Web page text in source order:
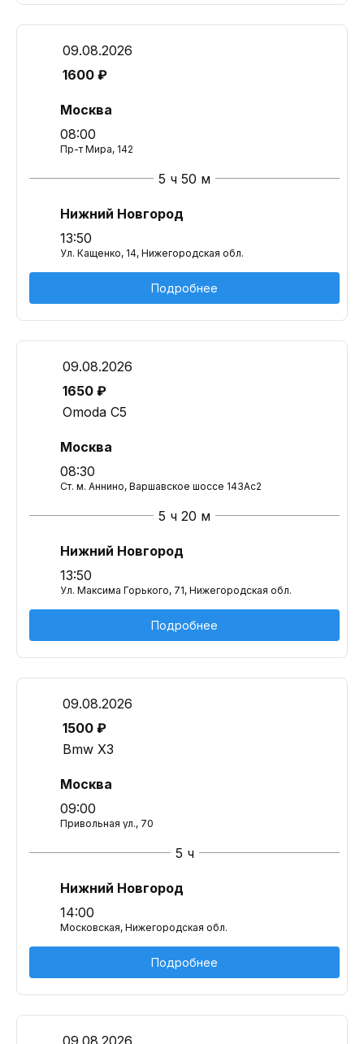
09.08.2026
1600 ₽
Москва
08:00
Пр-т Мира, 142
5 ч 50 м
Нижний Новгород
13:50
Ул. Кащенко, 14, Нижегородская обл.
Подробнее
09.08.2026
1650 ₽
Omoda C5
Москва
08:30
Ст. м. Аннино, Варшавское шоссе 143Ас2
5 ч 20 м
Нижний Новгород
13:50
Ул. Максима Горького, 71, Нижегородская обл.
Подробнее
09.08.2026
1500 ₽
Bmw X3
Москва
09:00
Привольная ул., 70
5 ч
Нижний Новгород
14:00
Московская, Нижегородская обл.
Подробнее
09.08.2026